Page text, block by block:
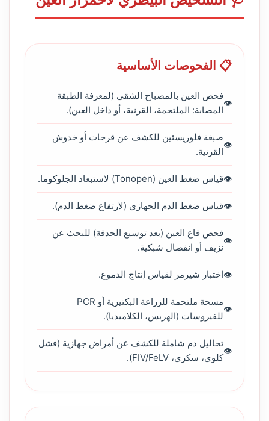
📋 الفحوصات الأساسية
فحص العين بالمصباح الشقي (لمعرفة الطبقة
المصابة: الملتحمة، القرنية، أو داخل العين).
صبغة فلوريسئين للكشف عن قرحات أو خدوش
القرنية.
قياس ضغط العين (Tonopen) لاستبعاد الجلوكوما.
قياس ضغط الدم الجهازي (لارتفاع ضغط الدم).
فحص قاع العين (بعد توسيع الحدقة) للبحث عن
نزيف أو انفصال شبكية.
اختبار شيرمر لقياس إنتاج الدموع.
مسحة ملتحمة للزراعة البكتيرية أو PCR
للفيروسات (الهربس، الكلاميديا).
تحاليل دم شاملة للكشف عن أمراض جهازية (فشل
كلوي، سكري، FIV/FeLV).